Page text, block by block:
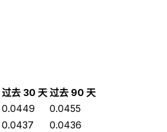
过去 30 天 过去 90 天
0.0449
0.0455
0.0437
0.0436